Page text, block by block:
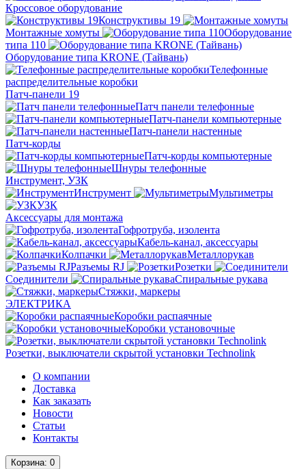
Кроссовое оборудование
Конструктивы 19
Монтажные хомуты
Оборудование
типа 110
Оборудование типа KRONE (Тайвань)
Телефонные
распределительные коробки
Патч-панели 19
Патч панели телефонные
Патч-панели компьютерные
Патч-панели настенные
Патч-корды
Патч-корды компьютерные
Шнуры телефонные
Инструмент, УЗК
Инструмент
Мультиметры
УЗК
Аксессуары для монтажа
Гофротруба, изолента
Кабель-канал, аксессуары
Колпачки
Металлорукав
Разъемы RJ
Розетки
Соединители
Спиральные рукава
Стяжки, маркеры
ЭЛЕКТРИКА
Коробки распаячные
Коробки установочные
Розетки, выключатели скрытой установки Technolink
О компании
Доставка
Как заказать
Новости
Статьи
Контакты
Корзина: 0